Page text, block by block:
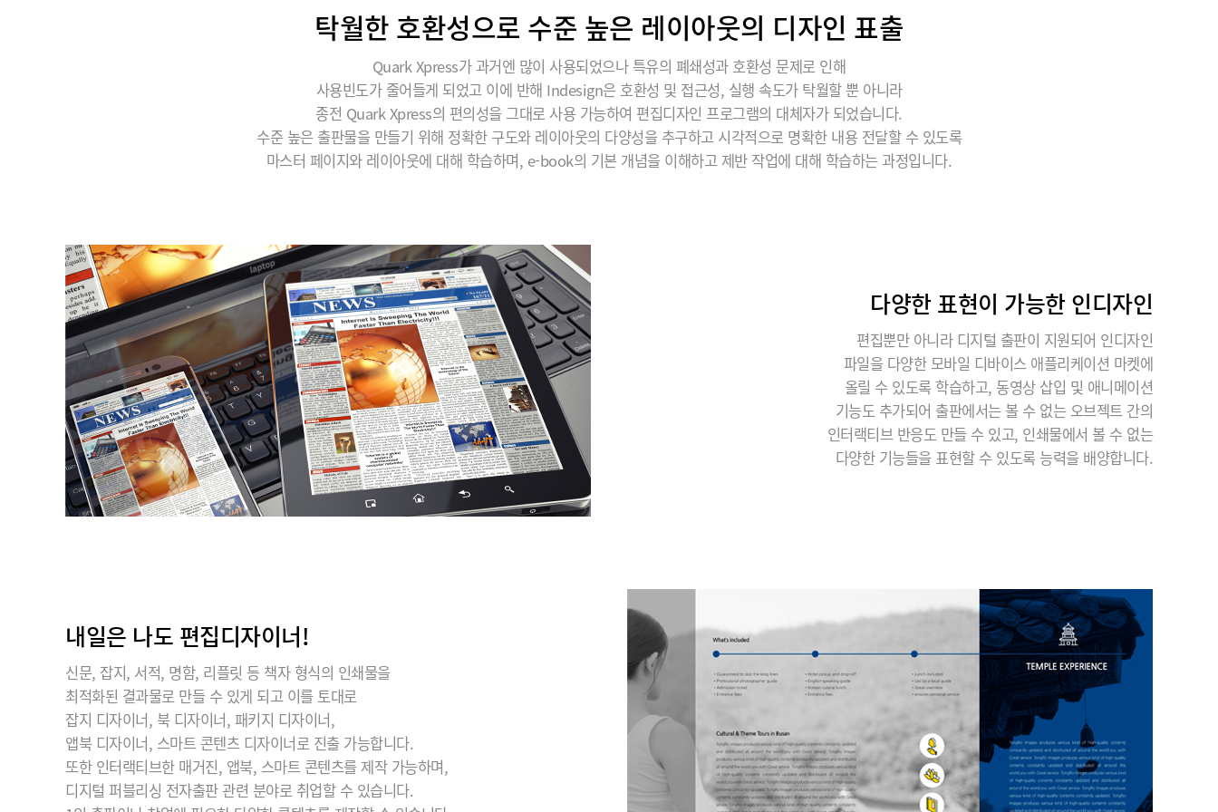
탁월한 호환성으로 수준 높은 레이아웃의 디자인 표출
Quark Xpress가 과거엔 많이 사용되었으나 특유의 폐쇄성과 호환성 문제로 인해
사용빈도가 줄어들게 되었고 이에 반해 Indesign은 호환성 및 접근성, 실행 속도가 탁월할 뿐 아니라
종전 Quark Xpress의 편의성을 그대로 사용 가능하여 편집디자인 프로그램의 대체자가 되었습니다.
수준 높은 출판물을 만들기 위해 정확한 구도와 레이아웃의 다양성을 추구하고 시각적으로 명확한 내용 전달할 수 있도록
마스터 페이지와 레이아웃에 대해 학습하며, e-book의 기본 개념을 이해하고 제반 작업에 대해 학습하는 과정입니다.
다양한 표현이 가능한 인디자인
편집뿐만 아니라 디지털 출판이 지원되어 인디자인
파일을 다양한 모바일 디바이스 애플리케이션 마켓에
올릴 수 있도록 학습하고, 동영상 삽입 및 애니메이션
기능도 추가되어 출판에서는 볼 수 없는 오브젝트 간의
인터랙티브 반응도 만들 수 있고, 인쇄물에서 볼 수 없는
다양한 기능들을 표현할 수 있도록 능력을 배양합니다.
내일은 나도 편집디자이너!
신문, 잡지, 서적, 명함, 리플릿 등 책자 형식의 인쇄물을
최적화된 결과물로 만들 수 있게 되고 이를 토대로
잡지 디자이너, 북 디자이너, 패키지 디자이너,
앱북 디자이너, 스마트 콘텐츠 디자이너로 진출 가능합니다.
또한 인터랙티브한 매거진, 앱북, 스마트 콘텐츠를 제작 가능하며,
디지털 퍼블리싱 전자출판 관련 분야로 취업할 수 있습니다.